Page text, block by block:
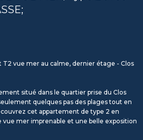
T2 vue mer au calme, dernier étage - Clos
situé dans le quartier prise du Clos
quelques pas des plages tout en
cet appartement de type 2 en
mer imprenable et une belle exposition